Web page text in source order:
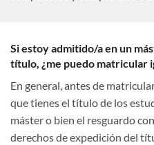
Si estoy admitido/a en un
título, ¿me puedo matricular
En general, antes de
que tienes el título de los
máster o bien el resguardo
derechos de expedición del